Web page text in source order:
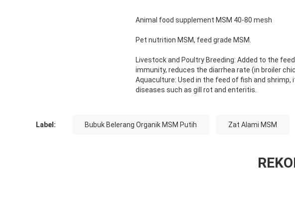
Animal food supplement MSM 40-80 mesh
Pet nutrition MSM, feed grade MSM.
Livestock and Poultry Breeding: Added to the
immunity, reduces the diarrhea rate (in broiler
Aquaculture: Used in the feed of fish and
diseases such as gill rot and enteritis.
Label: Bubuk Belerang Organik MSM Putih Zat Alami MSM